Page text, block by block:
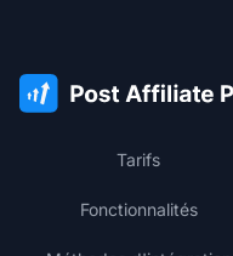
Tarifs
Fonctionnalités